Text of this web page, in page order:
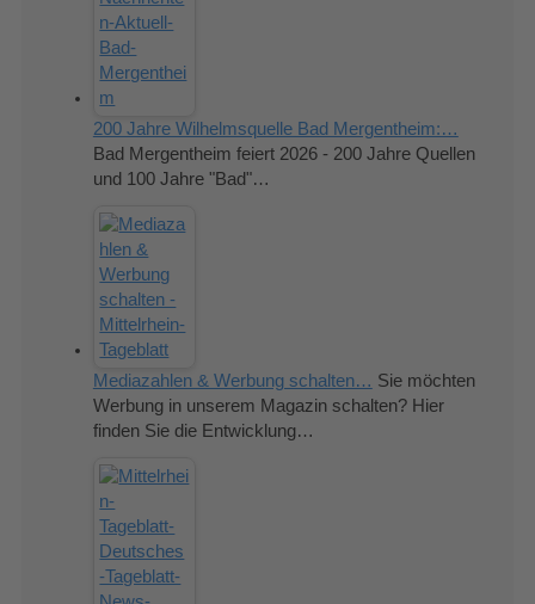
200 Jahre Wilhelmsquelle Bad Mergentheim:…
Bad Mergentheim feiert 2026 - 200 Jahre Quellen
und 100 Jahre "Bad"…
Mediazahlen & Werbung schalten… Sie möchten
Werbung in unserem Magazin schalten? Hier
finden Sie die Entwicklung…